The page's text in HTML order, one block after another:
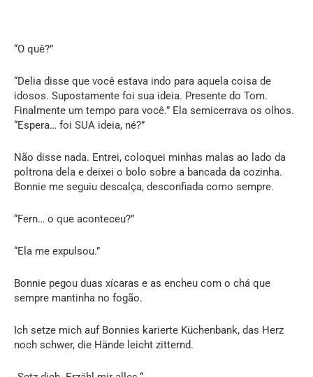
“O quê?”
“Delia disse que você estava indo para aquela coisa de
idosos. Supostamente foi sua ideia. Presente do Tom.
Finalmente um tempo para você.” Ela semicerrava os olhos.
“Espera… foi SUA ideia, né?”
Não disse nada. Entrei, coloquei minhas malas ao lado da
poltrona dela e deixei o bolo sobre a bancada da cozinha.
Bonnie me seguiu descalça, desconfiada como sempre.
“Fern… o que aconteceu?”
“Ela me expulsou.”
Bonnie pegou duas xícaras e as encheu com o chá que
sempre mantinha no fogão.
Ich setze mich auf Bonnies karierte Küchenbank, das Herz
noch schwer, die Hände leicht zitternd.